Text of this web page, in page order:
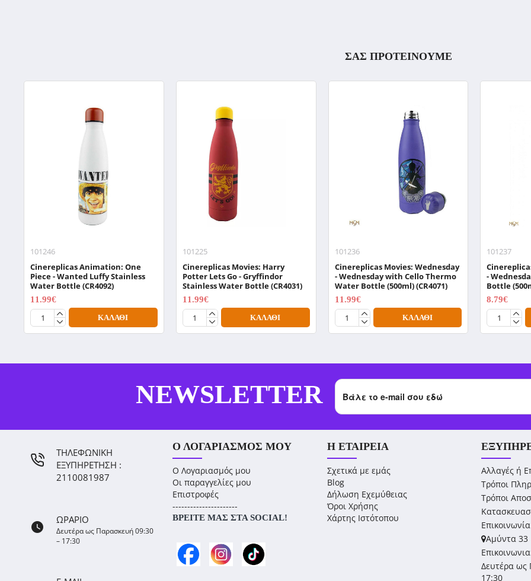
ΣΑΣ ΠΡΟΤΕΙΝΟΥΜΕ
101246
Cinereplicas Animation: One
Piece - Wanted Luffy Stainless
Water Bottle (CR4092)
11.99€
ΚΑΛΆΘΙ
101225
Cinereplicas Movies: Harry
Potter Lets Go - Gryffindor
Stainless Water Bottle (CR4031)
11.99€
ΚΑΛΆΘΙ
101236
Cinereplicas Movies: Wednesday
- Wednesday with Cello Thermo
Water Bottle (500ml) (CR4071)
11.99€
ΚΑΛΆΘΙ
101237
-
Bottle
8.79€
NEWSLETTER
ΤΗΛΕΦΩΝΙΚΗ
ΕΞΥΠΗΡΕΤΗΣΗ :
2110081987
ΩΡΑΡΙΟ
Δευτέρα ως Παρασκευή 09:30
– 17:30
Ο ΛΟΓΑΡΙΑΣΜΌΣ ΜΟΥ
Ο Λογαριασμός μου
Οι παραγγελίες μου
Επιστροφές
----------------------
ΒΡΕΊΤΕ ΜΑΣ ΣΤΑ SOCIAL!
Η ΕΤΑΙΡΕΊΑ
Σχετικά με εμάς
Blog
Δήλωση Εχεμύθειας
Όροι Χρήσης
Χάρτης Ιστότοπου
Αλλαγές ή
Τρόποι
Τρόποι
Επικοινωνία
Αμύντα 33
Δευτέρα ως
17:30